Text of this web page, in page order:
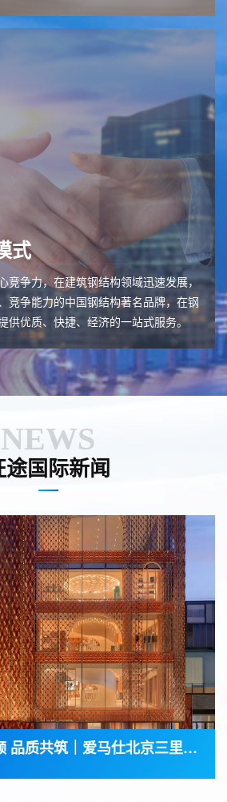
式
竞争力，在建筑钢结构领域迅速发展，
竞争能力的中国钢结构著名品牌，在钢
供优质、快捷、经济的一站式服务。
NEWS
途国际新闻
匠心同频 品质共筑｜爱马仕北京三里屯 专卖店盛大启幕